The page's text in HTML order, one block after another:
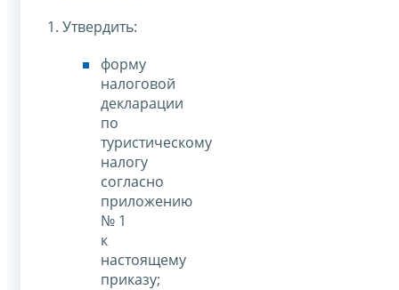
1. Утвердить:
форму
налоговой
декларации
по
туристическому
налогу
согласно
приложению
№ 1
к
настоящему
приказу;